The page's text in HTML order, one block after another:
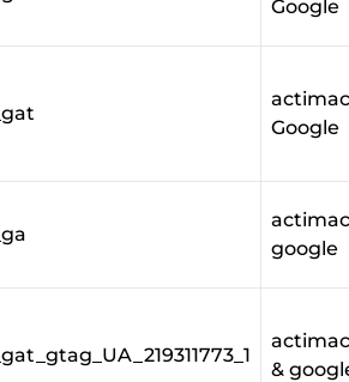
Google
_gat
Google
_ga
google
_gat_gtag_UA_219311773_1
&